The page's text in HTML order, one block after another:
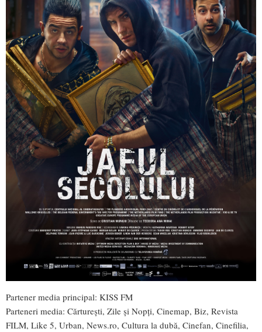
Partener media principal: KISS FM
Parteneri media: Cărturești, Zile și Nopți, Cinemap, Biz, Revista
FILM, Like 5, Urban, News.ro, Cultura la dubă, Cinefan, Cinefilia,